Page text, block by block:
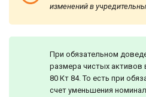
изменений в
При обязательном
размера чистых активов
80 Кт 84. То есть при
счет уменьшения